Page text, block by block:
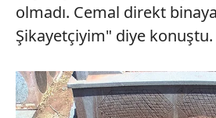
olmadı. Cemal direkt
Şikayetçiyim" diye konuştu.